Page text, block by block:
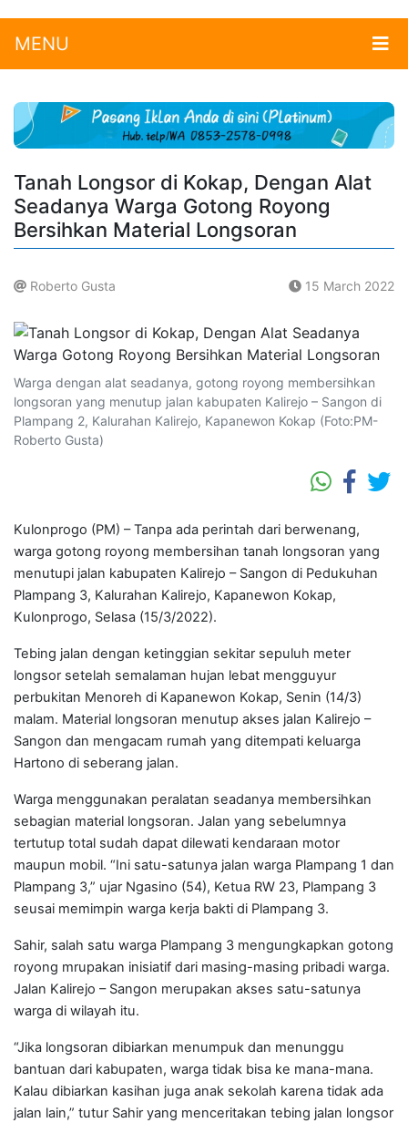
MENU
Tanah Longsor di Kokap, Dengan Alat
Seadanya Warga Gotong Royong
Bersihkan Material Longsoran
Roberto Gusta 15 March 2022
Warga dengan alat seadanya, gotong royong membersihkan
longsoran yang menutup jalan kabupaten Kalirejo – Sangon di
Plampang 2, Kalurahan Kalirejo, Kapanewon Kokap (Foto:PM-
Roberto Gusta)
Kulonprogo (PM) – Tanpa ada perintah dari berwenang,
warga gotong royong membersihan tanah longsoran yang
menutupi jalan kabupaten Kalirejo – Sangon di Pedukuhan
Plampang 3, Kalurahan Kalirejo, Kapanewon Kokap,
Kulonprogo, Selasa (15/3/2022).
Tebing jalan dengan ketinggian sekitar sepuluh meter
longsor setelah semalaman hujan lebat mengguyur
perbukitan Menoreh di Kapanewon Kokap, Senin (14/3)
malam. Material longsoran menutup akses jalan Kalirejo –
Sangon dan mengacam rumah yang ditempati keluarga
Hartono di seberang jalan.
Warga menggunakan peralatan seadanya membersihkan
sebagian material longsoran. Jalan yang sebelumnya
tertutup total sudah dapat dilewati kendaraan motor
maupun mobil. “Ini satu-satunya jalan warga Plampang 1 dan
Plampang 3,” ujar Ngasino (54), Ketua RW 23, Plampang 3
seusai memimpin warga kerja bakti di Plampang 3.
Sahir, salah satu warga Plampang 3 mengungkapkan gotong
royong mrupakan inisiatif dari masing-masing pribadi warga.
Jalan Kalirejo – Sangon merupakan akses satu-satunya
warga di wilayah itu.
“Jika longsoran dibiarkan menumpuk dan menunggu
bantuan dari kabupaten, warga tidak bisa ke mana-mana.
Kalau dibiarkan kasihan juga anak sekolah karena tidak ada
jalan lain,” tutur Sahir yang menceritakan tebing jalan longsor